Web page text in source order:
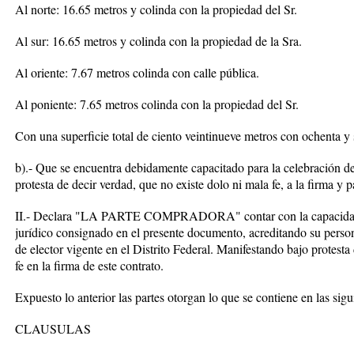
Al norte: 16.65 metros y colinda con la propiedad del Sr.
Al sur: 16.65 metros y colinda con la propiedad de la Sra.
Al oriente: 7.67 metros colinda con calle pública.
Al poniente: 7.65 metros colinda con la propiedad del Sr.
Con una superficie total de ciento veintinueve metros con ochenta y
b).- Que se encuentra debidamente capacitado para la celebración
protesta de decir verdad, que no existe dolo ni mala fe, a la firma y
II.- Declara "LA PARTE COMPRADORA" contar con la
jurídico consignado en el presente documento, acreditando su
de elector vigente en el Distrito Federal. Manifestando bajo
fe en la firma de este contrato.
Expuesto lo anterior las partes otorgan lo que se contiene en las
CLAUSULAS